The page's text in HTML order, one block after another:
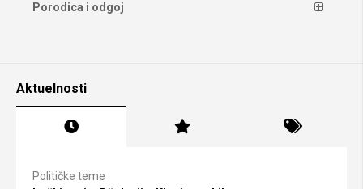
Porodica i odgoj
Aktuelnosti
Političke teme